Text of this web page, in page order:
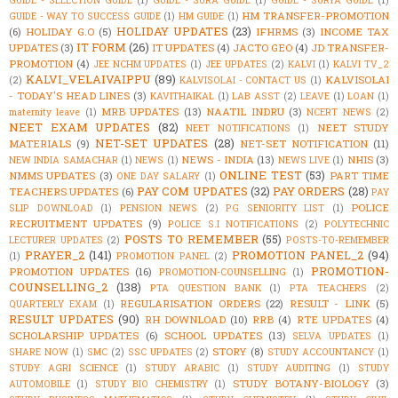
GUIDE - WAY TO SUCCESS GUIDE (1) HM GUIDE (1) HM TRANSFER-PROMOTION
(6) HOLIDAY G.O (5) HOLIDAY UPDATES (23) IFHRMS (3) INCOME TAX
UPDATES (3) IT FORM (26) IT UPDATES (4) JACTO GEO (4) JD TRANSFER-
PROMOTION (4) JEE NCHM UPDATES (1) JEE UPDATES (2) KALVI (1) KALVI TV_2
(2) KALVI_VELAIVAIPPU (89) KALVISOLAI - CONTACT US (1) KALVISOLAI
- TODAY'S HEAD LINES (3) KAVITHAIKAL (1) LAB ASST (2) LEAVE (1) LOAN (1)
maternity leave (1) MRB UPDATES (13) NAATIL INDRU (3) NCERT NEWS (2)
NEET EXAM UPDATES (82) NEET NOTIFICATIONS (1)
NEET STUDY
MATERIALS (9) NET-SET UPDATES (28) NET-SET NOTIFICATION (11)
NEW INDIA SAMACHAR (1) NEWS (1) NEWS - INDIA (13) NEWS LIVE (1) NHIS (3)
NMMS UPDATES (3) ONE DAY SALARY (1) ONLINE TEST (53) PART TIME
TEACHERS UPDATES (6) PAY COM UPDATES (32) PAY ORDERS (28) PAY
SLIP DOWNLOAD
(1) PENSION NEWS (2) PG SENIORITY LIST (1)
POLICE
RECRUITMENT UPDATES (9) POLICE S.I NOTIFICATIONS (2) POLYTECHNIC
LECTURER UPDATES (2) POSTS TO REMEMBER (55) POSTS-TO-REMEMBER
(1) PRAYER_2 (141) PROMOTION PANEL (2) PROMOTION PANEL_2 (94)
PROMOTION UPDATES (16) PROMOTION-COUNSELLING (1)
PROMOTION-
COUNSELLING_2 (138) PTA QUESTION BANK (1) PTA TEACHERS
(2)
QUARTERLY EXAM (1) REGULARISATION ORDERS (22) RESULT - LINK (5)
RESULT UPDATES (90) RH DOWNLOAD (10) RRB (4) RTE UPDATES (4)
SCHOLARSHIP UPDATES (6) SCHOOL UPDATES (13) SELVA UPDATES
(1)
SHARE NOW (1) SMC (2) SSC UPDATES (2) STORY (8) STUDY ACCOUNTANCY (1)
STUDY AGRI SCIENCE
(1) STUDY ARABIC (1) STUDY AUDITING (1)
STUDY
AUTOMOBILE (1) STUDY BIO CHEMISTRY (1) STUDY BOTANY-BIOLOGY (3)